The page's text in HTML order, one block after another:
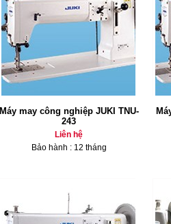
Máy may công nghiệp JUKI TNU-
243
Liên hệ
Bảo hành : 12 tháng